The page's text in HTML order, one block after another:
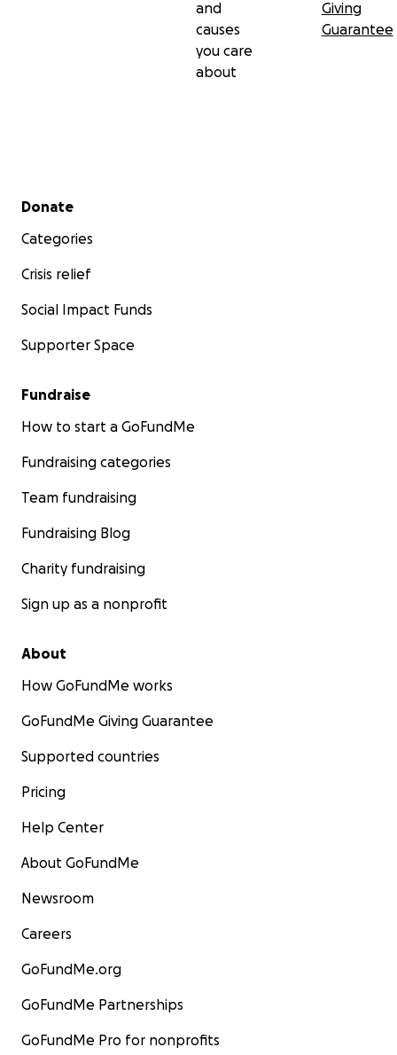
and
causes
you care
about
Giving
Guarantee
Secondary menu
Donate
Categories
Crisis relief
Social Impact Funds
Supporter Space
Fundraise
How to start a GoFundMe
Fundraising categories
Team fundraising
Fundraising Blog
Charity fundraising
Sign up as a nonprofit
About
How GoFundMe works
GoFundMe Giving Guarantee
Supported countries
Pricing
Help Center
About GoFundMe
Newsroom
Careers
GoFundMe.org
GoFundMe Partnerships
GoFundMe Pro for nonprofits